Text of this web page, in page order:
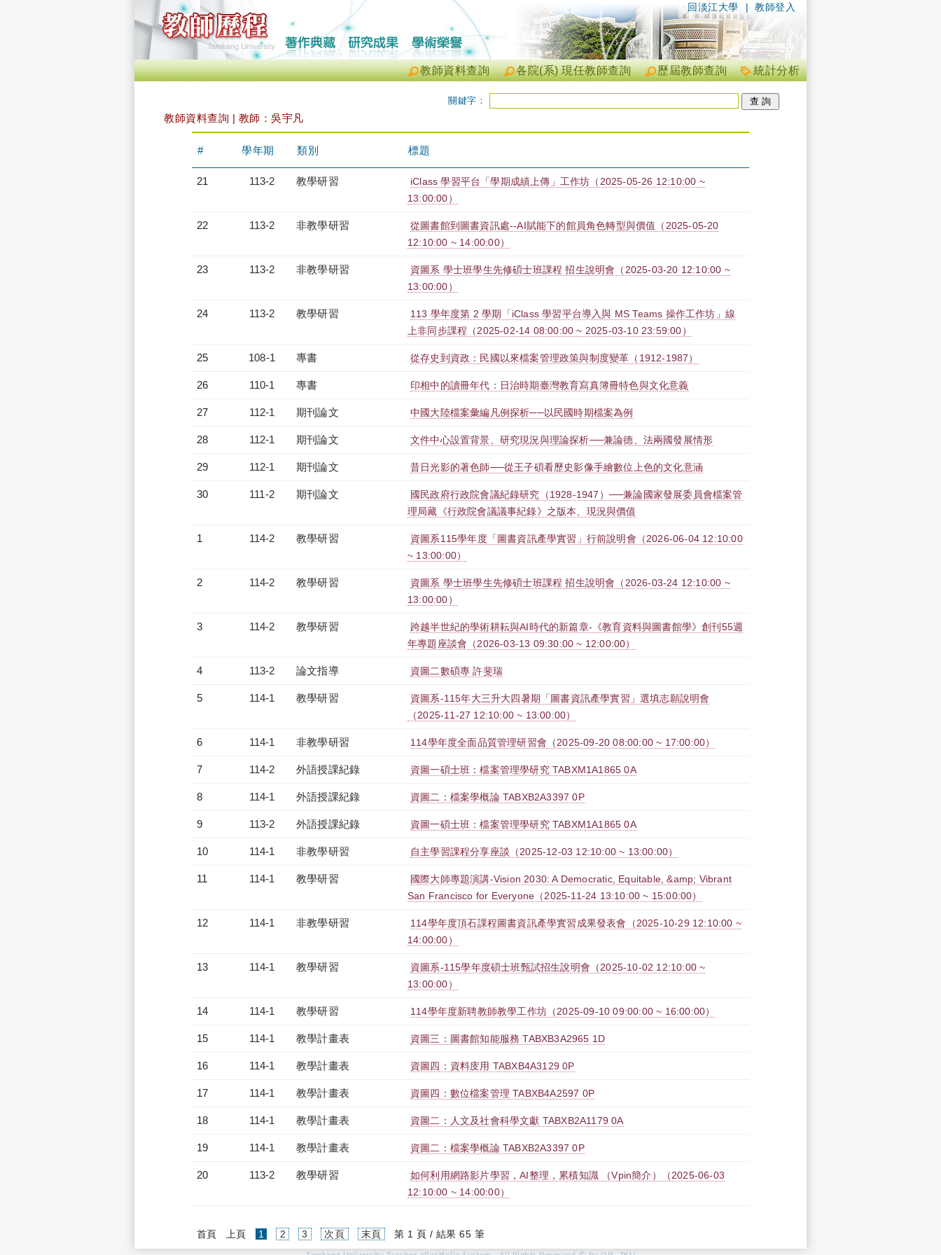
| 教師登入
回淡江大學
統計分析
歷屆教師查詢
各院(系) 現任教師查詢
教師資料查詢
關鍵字：
教師資料查詢 | 教師：吳宇凡
# 學年期 類別 標題
21 113-2 教學研習
iClass 學習平台「學期成績上傳」工作坊（2025-05-26 12:10:00 ~
13:00:00）
22 113-2 非教學研習
從圖書館到圖書資訊處--AI賦能下的館員角色轉型與價值（2025-05-20
12:10:00 ~ 14:00:00）
23 113-2 非教學研習
資圖系 學士班學生先修碩士班課程 招生說明會（2025-03-20 12:10:00 ~
13:00:00）
24 113-2 教學研習
113 學年度第 2 學期「iClass 學習平台導入與 MS Teams 操作工作坊」線
上非同步課程（2025-02-14 08:00:00 ~ 2025-03-10 23:59:00）
25 108-1 專書 從存史到資政：民國以來檔案管理政策與制度變革（1912-1987）
26 110-1 專書 印相中的讀冊年代：日治時期臺灣教育寫真簿冊特色與文化意義
27 112-1 期刊論文 中國大陸檔案彙編凡例探析──以民國時期檔案為例
28 112-1 期刊論文 文件中心設置背景、研究現況與理論探析──兼論德、法兩國發展情形
29 112-1 期刊論文 昔日光影的著色師──從王子碩看歷史影像手繪數位上色的文化意涵
30 111-2 期刊論文
國民政府行政院會議紀錄研究（1928-1947）──兼論國家發展委員會檔案管
理局藏《行政院會議議事紀錄》之版本、現況與價值
1 114-2 教學研習
資圖系115學年度「圖書資訊產學實習」行前說明會（2026-06-04 12:10:00
~ 13:00:00）
2 114-2 教學研習
資圖系 學士班學生先修碩士班課程 招生說明會（2026-03-24 12:10:00 ~
13:00:00）
3 114-2 教學研習
跨越半世紀的學術耕耘與AI時代的新篇章-《教育資料與圖書館學》創刊55週
年專題座談會（2026-03-13 09:30:00 ~ 12:00:00）
4 113-2 論文指導 資圖二數碩專 許斐瑞
5 114-1 教學研習
資圖系-115年大三升大四暑期「圖書資訊產學實習」選填志願說明會
（2025-11-27 12:10:00 ~ 13:00:00）
6 114-1 非教學研習 114學年度全面品質管理研習會（2025-09-20 08:00:00 ~ 17:00:00）
7 114-2 外語授課紀錄 資圖一碩士班：檔案管理學研究 TABXM1A1865 0A
8 114-1 外語授課紀錄 資圖二：檔案學概論 TABXB2A3397 0P
9 113-2 外語授課紀錄 資圖一碩士班：檔案管理學研究 TABXM1A1865 0A
10 114-1 非教學研習 自主學習課程分享座談（2025-12-03 12:10:00 ~ 13:00:00）
11 114-1 教學研習
國際大師專題演講-Vision 2030: A Democratic, Equitable, &amp; Vibrant
San Francisco for Everyone（2025-11-24 13:10:00 ~ 15:00:00）
12 114-1 非教學研習
114學年度頂石課程圖書資訊產學實習成果發表會（2025-10-29 12:10:00 ~
14:00:00）
13 114-1 教學研習
資圖系-115學年度碩士班甄試招生說明會（2025-10-02 12:10:00 ~
13:00:00）
14 114-1 教學研習 114學年度新聘教師教學工作坊（2025-09-10 09:00:00 ~ 16:00:00）
15 114-1 教學計畫表 資圖三：圖書館知能服務 TABXB3A2965 1D
16 114-1 教學計畫表 資圖四：資料庋用 TABXB4A3129 0P
17 114-1 教學計畫表 資圖四：數位檔案管理 TABXB4A2597 0P
18 114-1 教學計畫表 資圖二：人文及社會科學文獻 TABXB2A1179 0A
19 114-1 教學計畫表 資圖二：檔案學概論 TABXB2A3397 0P
20 113-2 教學研習
如何利用網路影片學習，AI整理，累積知識 （Vpin簡介）（2025-06-03
12:10:00 ~ 14:00:00）
首頁 上頁 1 (current)
2 3 次頁 末頁 第 1 頁 / 結果 65 筆